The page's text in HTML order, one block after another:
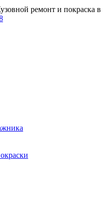
ремонт и покраска в